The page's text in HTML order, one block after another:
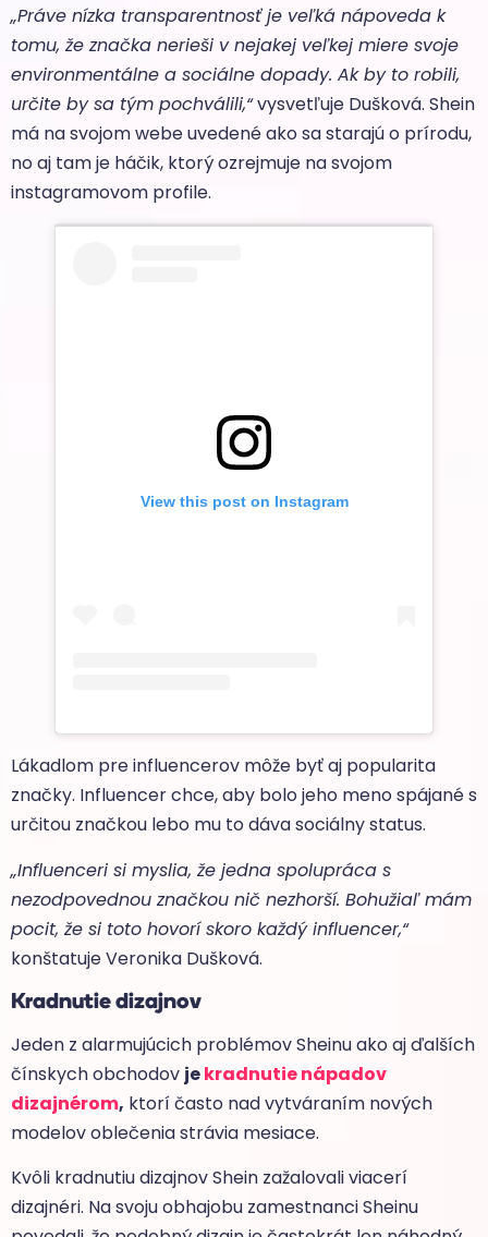
„Práve nízka transparentnosť je veľká nápoveda k
tomu, že značka nerieši v nejakej veľkej miere svoje
environmentálne a sociálne dopady. Ak by to robili,
určite by sa tým pochválili,“vysvetľuje Dušková. Shein
má na svojom webe uvedené ako sa starajú o prírodu,
no aj tam je háčik, ktorý ozrejmuje na svojom
instagramovom profile.
View this post on Instagram
Lákadlom pre influencerov môže byť aj popularita
značky. Influencer chce, aby bolo jeho meno spájané s
určitou značkou lebo mu to dáva sociálny status.
„Influenceri si myslia, že jedna spolupráca s
nezodpovednou značkou nič nezhorší. Bohužiaľ mám
pocit, že si toto hovorí skoro každý influencer,“
konštatuje Veronika Dušková.
Kradnutie dizajnov
Jeden z alarmujúcich problémov Sheinu ako aj ďalších
čínskych obchodov jekradnutie nápadov
dizajnérom, ktorí často nad vytváraním nových
modelov oblečenia strávia mesiace.
Kvôli kradnutiu dizajnov Shein zažalovali viacerí
dizajnéri. Na svoju obhajobu zamestnanci Sheinu